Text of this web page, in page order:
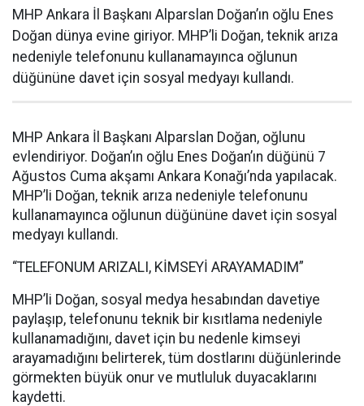
MHP Ankara İl Başkanı Alparslan Doğan’ın oğlu Enes
Doğan dünya evine giriyor. MHP’li Doğan, teknik arıza
nedeniyle telefonunu kullanamayınca oğlunun
düğününe davet için sosyal medyayı kullandı.
MHP Ankara İl Başkanı Alparslan Doğan, oğlunu
evlendiriyor. Doğan’ın oğlu Enes Doğan’ın düğünü 7
Ağustos Cuma akşamı Ankara Konağı’nda yapılacak.
MHP’li Doğan, teknik arıza nedeniyle telefonunu
kullanamayınca oğlunun düğününe davet için sosyal
medyayı kullandı.
“TELEFONUM ARIZALI, KİMSEYİ ARAYAMADIM”
MHP’li Doğan, sosyal medya hesabından davetiye
paylaşıp, telefonunu teknik bir kısıtlama nedeniyle
kullanamadığını, davet için bu nedenle kimseyi
arayamadığını belirterek, tüm dostlarını düğünlerinde
görmekten büyük onur ve mutluluk duyacaklarını
kaydetti.